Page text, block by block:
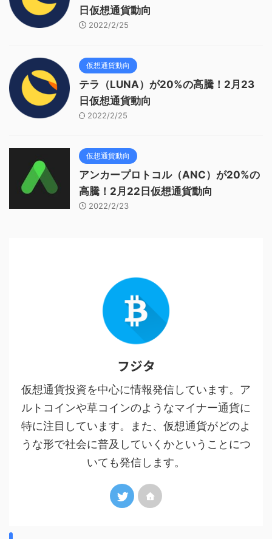
日仮想通貨動向
2022/2/25
仮想通貨動向
テラ（LUNA）が20%の高騰！2月23
日仮想通貨動向
2022/2/25
仮想通貨動向
アンカープロトコル（ANC）が20%の
高騰！2月22日仮想通貨動向
2022/2/23
フジタ
仮想通貨投資を中心に情報発信しています。ア
ルトコインや草コインのようなマイナー通貨に
特に注目しています。また、仮想通貨がどのよ
うな形で社会に普及していくかということにつ
いても発信します。